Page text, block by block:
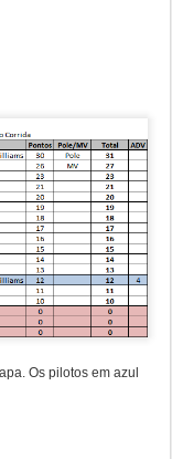
Os pilotos em azul